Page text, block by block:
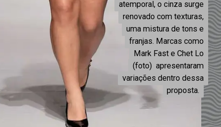
atemporal, o cinza surge
renovado com texturas,
uma mistura de tons e
franjas. Marcas como
Mark Fast e Chet Lo
(foto) apresentaram
variações dentro dessa
proposta.
atemporal, o cinza surge
renovado com texturas,
uma mistura de tons e
franjas. Marcas como
Mark Fast e Chet Lo
(foto) apresentaram
variações dentro dessa
proposta.